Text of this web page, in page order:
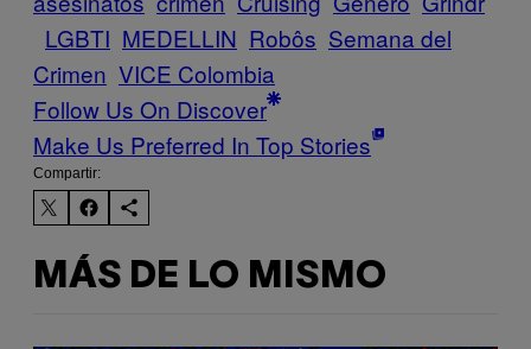
LGBTI MEDELLIN Robôs Semana del
Crimen VICE Colombia
Follow Us On Discover
Make Us Preferred In Top Stories
Compartir:
MÁS DE LO MISMO